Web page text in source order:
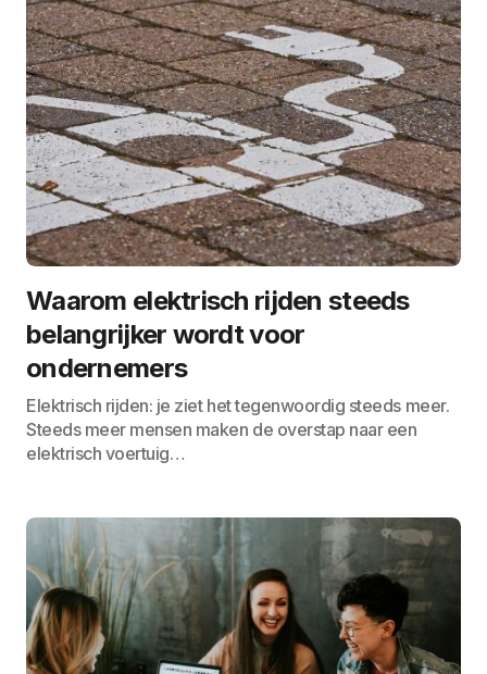
Waarom elektrisch rijden steeds
belangrijker wordt voor
ondernemers
Elektrisch rijden: je ziet het tegenwoordig steeds meer.
Steeds meer mensen maken de overstap naar een
elektrisch voertuig…